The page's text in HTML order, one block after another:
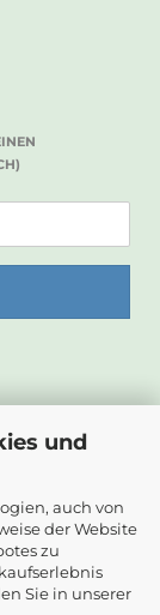
und
auch von
der Website
zu
Sie in unserer